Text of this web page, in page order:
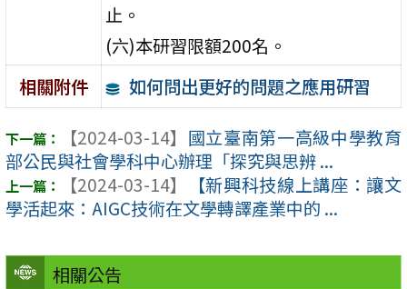
相關公告
止。
(六)本研習限額200名。
相關附件
如何問出更好的問題之應用研習
【2024-03-14】 國立臺南第一高級中學教育
部公民與社會學科中心辦理「探究與思辨 ...
【2024-03-14】
【新興科技線上講座：讓文
學活起來：AIGC技術在文學轉譯產業中的 ...